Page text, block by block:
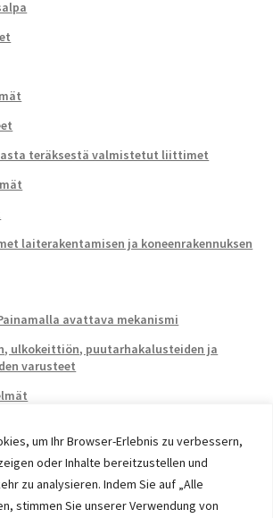
um Ihr Browser-Erlebnis zu verbessern,
oder Inhalte bereitzustellen und
zu analysieren. Indem Sie auf „Alle
stimmen Sie unserer Verwendung von
teräksestä valmistetut liittimet
laiterakentamisen ja koneenrakennuksen
avattava mekanismi
ulkokeittiön, puutarhakalusteiden ja
varusteet